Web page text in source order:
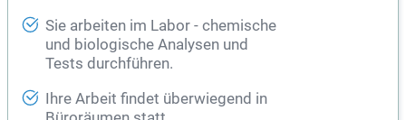
Sie arbeiten im Labor - chemische
und biologische Analysen und
Tests durchführen.
Ihre Arbeit findet überwiegend in